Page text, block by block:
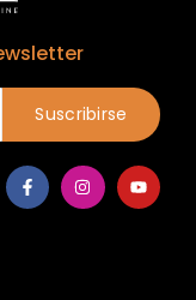
Suscribirse